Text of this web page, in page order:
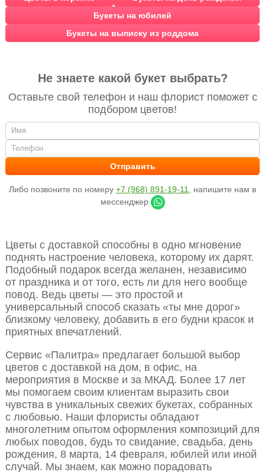
Букеты на юбилей
Букеты на выписку из роддома
Не знаете какой букет выбрать?
Оставьте свой телефон и наш флорист поможет с
подбором цветов!
Либо позвоните по номеру +7 (968) 891-19-11
, напишите нам в
мессенджер
Цветы с доставкой способны в одно мгновение
поднять настроение человека, которому их дарят.
Подобный подарок всегда желанен, независимо
от праздника и от того, есть ли для него вообще
повод. Ведь цветы — это простой и
универсальный способ сказать «ты мне дорог»
близкому человеку, добавить в его будни красок и
приятных впечатлений.
Сервис «Палитра» предлагает большой выбор
цветов с доставкой на дом, в офис, на
мероприятия в Москве и за МКАД. Более 17 лет
мы помогаем своим клиентам выразить свои
чувства в уникальных свежих букетах, собранных
с любовью. Наши флористы обладают
многолетним опытом оформления композиций для
любых поводов, будь то свидание, свадьба, день
рождения, 8 марта, 14 февраля, юбилей или иной
случай. Мы знаем, как можно порадовать